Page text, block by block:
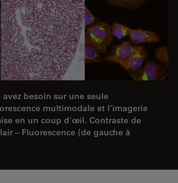
besoin sur une seule
multimodale et l’imagerie
en un coup d'œil. Contraste de
– Fluorescence (de gauche à